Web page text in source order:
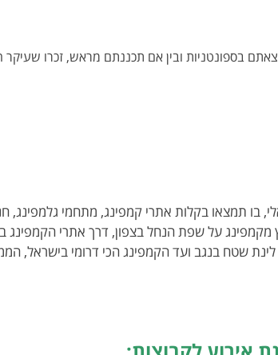
בספונטניות ובין אם תכננתם מראש, זכרו
בו תמצאו בקלות אתרי קמפינג, מתחמי גלמפינג,
מקמפינג על שפת הנחל בצפון, דרך אתרי הקמפינג
לינת שטח בנגב ועד הקמפינג הכי דרומי בישראל,